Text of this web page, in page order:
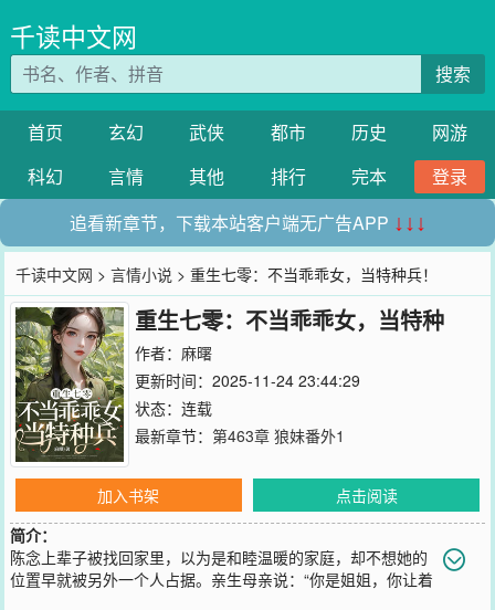
千读中文网
搜索
首页 玄幻 武侠 都市 历史
网游
科幻
言情 其他 排行 完本
登录
追看新章节，下载本站客户端无广告APP ↓↓↓
千读中文网 >言情小说 > 重生七零：不当乖乖女，当特种兵！
重生七零：不当乖乖女，当特种
兵！
作者： 麻曙
更新时间：2025-11-24 23:44:29
状态：连载
最新章节： 第463章 狼妹番外1
加入书架
点击阅读
简介：
陈念上辈子被找回家里，以为是和睦温暖的家庭，却不想她的
位置早就被另外一个人占据。亲生母亲说：“你是姐姐，你让着